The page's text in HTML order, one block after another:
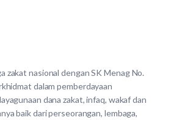
zakat nasional dengan SK Menag No.
dalam pemberdayaan
dana zakat, infaq, wakaf dan
baik dari perseorangan, lembaga,